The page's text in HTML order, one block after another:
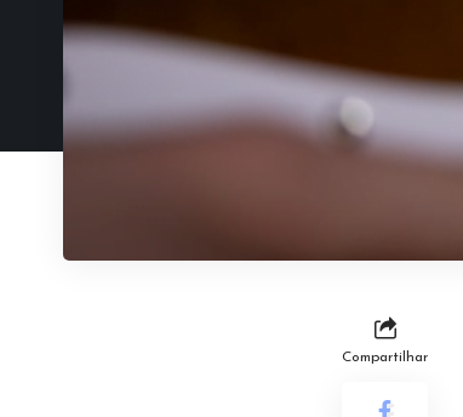
Compartilhar